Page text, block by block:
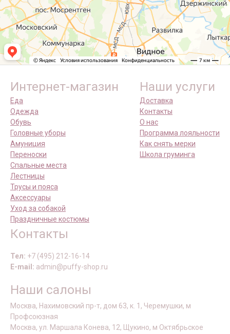
Интернет-магазин
Еда
Одежда
Обувь
Головные уборы
Амуниция
Переноски
Спальные места
Лестницы
Трусы и пояса
Аксессуары
Уход за собакой
Праздничные костюмы
Наши услуги
Доставка
Контакты
О нас
Программа лояльности
Как снять мерки
Школа груминга
Контакты
Тел: +7 (495) 212-16-14
E-mail: admin@puffy-shop.ru
Наши салоны
Москва, Нахимовский пр-т, дом 63, к. 1, Черемушки, м
Профсоюзная
Москва, ул. Маршала Конева, 12, Щукино, м Октябрьское